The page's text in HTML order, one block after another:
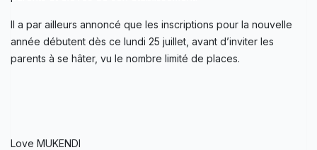
Il a par ailleurs annoncé que les inscriptions pour la nouvelle
année débutent dès ce lundi 25 juillet, avant d’inviter les
parents à se hâter, vu le nombre limité de places.
Love MUKENDI